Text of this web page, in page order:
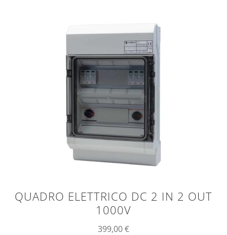
QUADRO ELETTRICO DC 2 IN 2 OUT
1000V
399,00€